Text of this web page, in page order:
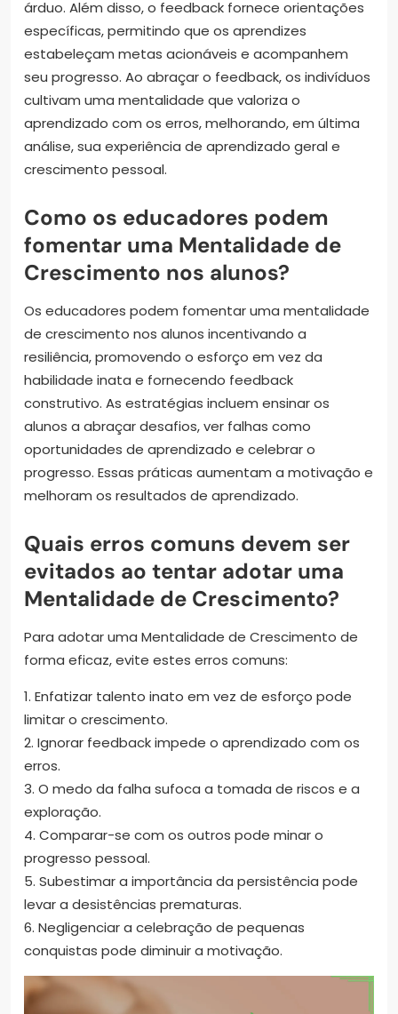
árduo. Além disso, o feedback fornece orientações
específicas, permitindo que os aprendizes
estabeleçam metas acionáveis e acompanhem
seu progresso. Ao abraçar o feedback, os indivíduos
cultivam uma mentalidade que valoriza o
aprendizado com os erros, melhorando, em última
análise, sua experiência de aprendizado geral e
crescimento pessoal.
Como os educadores podem
fomentar uma Mentalidade de
Crescimento nos alunos?
Os educadores podem fomentar uma mentalidade
de crescimento nos alunos incentivando a
resiliência, promovendo o esforço em vez da
habilidade inata e fornecendo feedback
construtivo. As estratégias incluem ensinar os
alunos a abraçar desafios, ver falhas como
oportunidades de aprendizado e celebrar o
progresso. Essas práticas aumentam a motivação e
melhoram os resultados de aprendizado.
Quais erros comuns devem ser
evitados ao tentar adotar uma
Mentalidade de Crescimento?
Para adotar uma Mentalidade de Crescimento de
forma eficaz, evite estes erros comuns:
1. Enfatizar talento inato em vez de esforço pode
limitar o crescimento.
2. Ignorar feedback impede o aprendizado com os
erros.
3. O medo da falha sufoca a tomada de riscos e a
exploração.
4. Comparar-se com os outros pode minar o
progresso pessoal.
5. Subestimar a importância da persistência pode
levar a desistências prematuras.
6. Negligenciar a celebração de pequenas
conquistas pode diminuir a motivação.